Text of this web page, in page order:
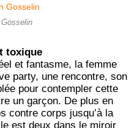
toxique
et fantasme, la femme
party, une rencontre, son
pour contempler cette
un garçon. De plus en
contre corps jusqu’à la
est deux dans le miroir